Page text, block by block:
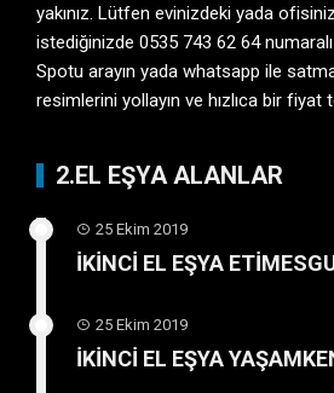
yakınız. Lütfen evinizdeki yada
istediğinizde 0535 743 62 64
Spotu arayın yada whatsapp ile
resimlerini yollayın ve hızlıca bir fiyat
2.EL EŞYA ALANLAR
25 Ekim 2019
İKİNCİ EL EŞYA
25 Ekim 2019
İKİNCİ EL EŞYA